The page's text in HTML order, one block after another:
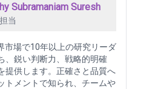
Subramaniam Suresh
当
市場で10年以上の研究リーダ
、鋭い判断力、戦略的明確
提供します。正確さと品質へ
トメントで知られ、チームや